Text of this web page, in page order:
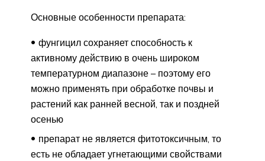
Основные особенности препарата:
фунгицил сохраняет способность к
активному действию в очень широком
температурном диапазоне – поэтому его
можно применять при обработке почвы и
растений как ранней весной, так и поздней
осенью
препарат не является фитотоксичным, то
есть не обладает угнетающими свойствами